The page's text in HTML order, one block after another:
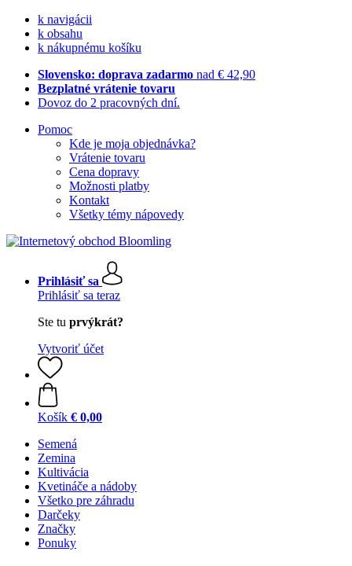
k navigácii
k obsahu
k nákupnému košíku
Slovensko: doprava zadarmo nad € 42,90
Bezplatné vrátenie tovaru
Dovoz do 2 pracovných dní.
Pomoc
Kde je moja objednávka?
Vrátenie tovaru
Cena dopravy
Možnosti platby
Kontakt
Všetky témy nápovedy
Prihlásiť sa
Prihlásiť sa teraz
Ste tu prvýkrát?
Vytvoriť účet
Košík € 0,00
Semená
Zemina
Kultivácia
Kvetináče a nádoby
Všetko pre záhradu
Darčeky
Značky
Ponuky